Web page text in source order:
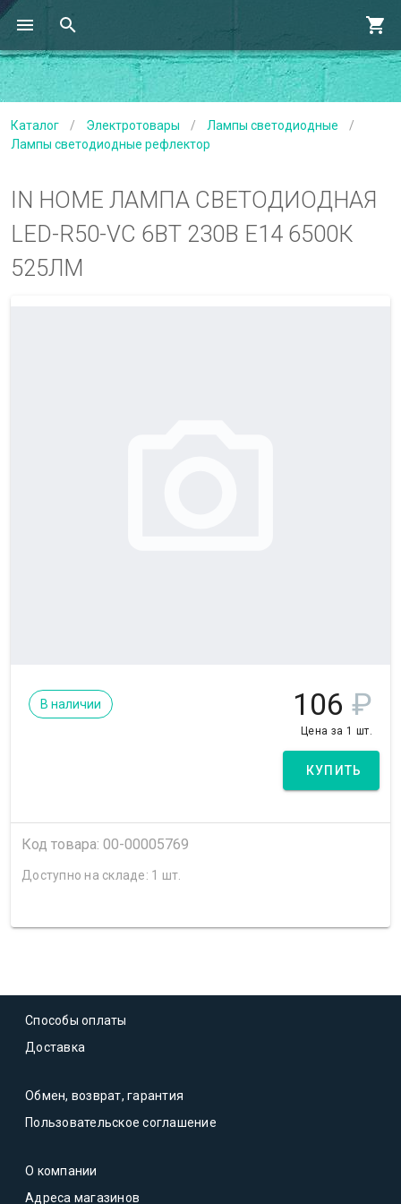
Каталог / Электротовары / Лампы светодиодные
/
Лампы светодиодные рефлектор
IN HOME ЛАМПА СВЕТОДИОДНАЯ
LED-R50-VC 6ВТ 230В Е14 6500К
525ЛМ
В наличии 106 ₽
Цена за 1 шт.
КУПИТЬ
Код товара: 00-00005769
Доступно на складе: 1 шт.
Способы оплаты
Доставка
Обмен, возврат, гарантия
Пользовательское соглашение
О компании
Адреса магазинов